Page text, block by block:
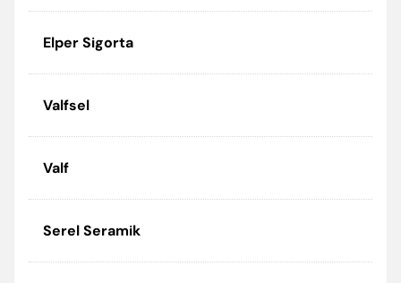
Elper Sigorta
Valfsel
Valf
Serel Seramik